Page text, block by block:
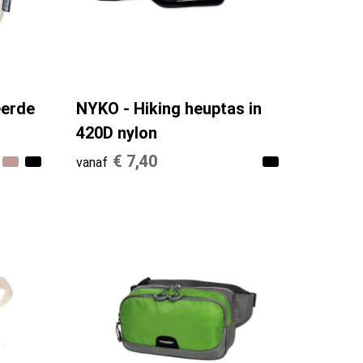
NYKO - Hiking heuptas in
420D nylon
vanaf € 7,40